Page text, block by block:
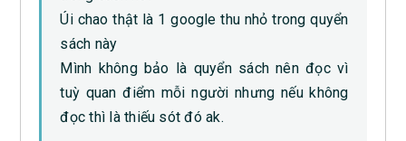
Úi chao thật là 1 google thu nhỏ trong quyển
sách này
Mình không bảo là quyển sách nên đọc vì
tuỳ quan điểm mỗi người nhưng nếu không
đọc thì là thiếu sót đó ak.